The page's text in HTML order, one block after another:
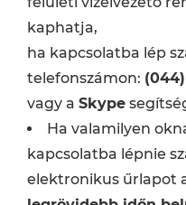
kaphatja,
ha kapcsolatba lép
telefonszámon: (044)
vagy a Skype
Ha valamilyen
kapcsolatba lépnie
elektronikus űrlapot